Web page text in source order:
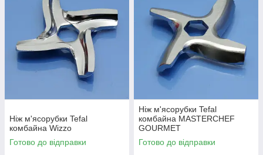
Ніж м'ясорубки Tefal
комбайна Wizzo
Готово до відправки
Ніж м'ясорубки Tefal
комбайна MASTERCHEF
GOURMET
Готово до відправки